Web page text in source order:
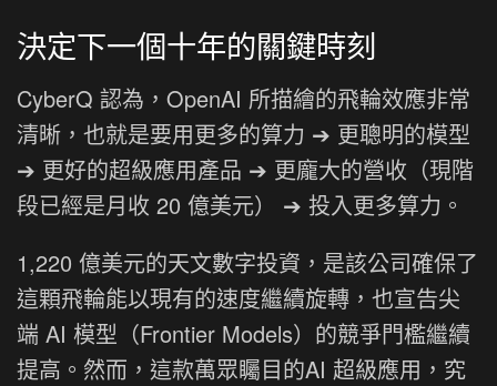
決定下一個十年的關鍵時刻
CyberQ 認為，OpenAI 所描繪的飛輪效應非常
清晰，也就是要用更多的算力 ➔ 更聰明的模型
➔ 更好的超級應用產品 ➔ 更龐大的營收（現階
段已經是月收 20 億美元） ➔ 投入更多算力。
1,220 億美元的天文數字投資，是該公司確保了
這顆飛輪能以現有的速度繼續旋轉，也宣告尖
端 AI 模型（Frontier Models）的競爭門檻繼續
提高。然而，這款萬眾矚目的AI 超級應用，究